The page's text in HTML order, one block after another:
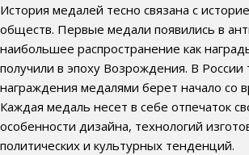
История медалей тесно связана с
обществ. Первые медали появились в
наибольшее распространение как
получили в эпоху Возрождения. В России
награждения медалями берет начало со
Каждая медаль несет в себе отпечаток
особенности дизайна, технологий
политических и культурных тенденций.